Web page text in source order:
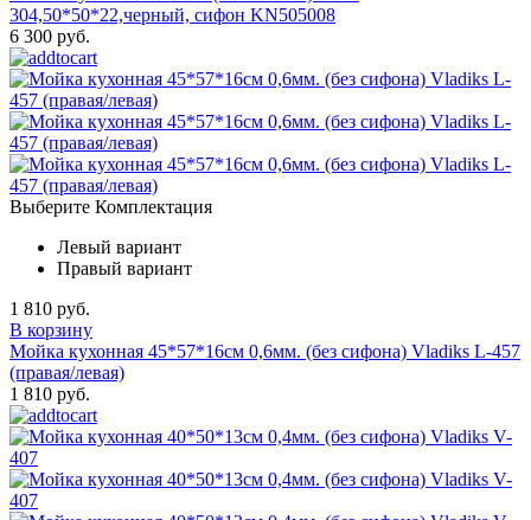
304,50*50*22,черный, сифон KN505008
6 300 руб.
Выберите Комплектация
Левый вариант
Правый вариант
1 810 руб.
В корзину
Мойка кухонная 45*57*16см 0,6мм. (без сифона) Vladiks L-457
(правая/левая)
1 810 руб.